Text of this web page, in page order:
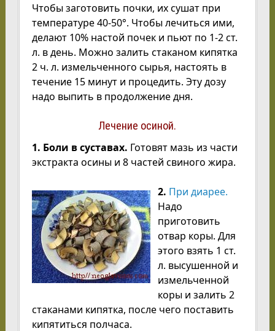
Чтобы заготовить почки, их сушат при
температуре 40-50°. Чтобы лечиться ими,
делают 10% настой почек и пьют по 1-2 ст.
л. в день. Можно залить стаканом кипятка
2 ч. л. измельченного сырья, настоять в
течение 15 минут и процедить. Эту дозу
надо выпить в продолжение дня.
Лечение осиной.
1. Боли в суставах. Готовят мазь из части
экстракта осины и 8 частей свиного жира.
2. При диарее.
Надо
приготовить
отвар коры. Для
этого взять 1 ст.
л. высушенной и
измельченной
коры и залить 2
стаканами кипятка, после чего поставить
кипятиться полчаса.